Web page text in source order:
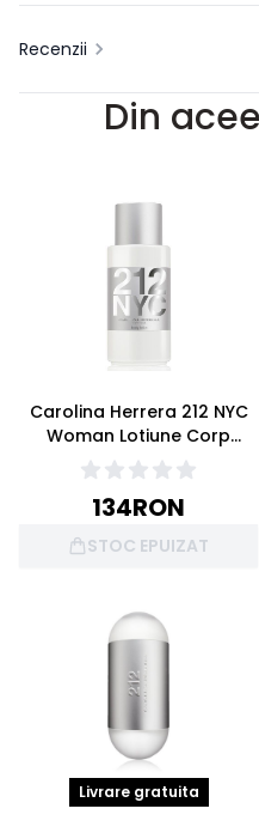
Recenzii
Din
Carolina Herrera 212 NYC
Woman Lotiune Corp
200ml
134RON
STOC EPUIZAT
Livrare gratuita